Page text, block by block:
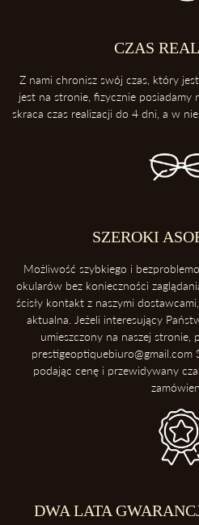
Etui ochroni twoje okulary przed
Dzięki temu ochronisz soczewki
4. Unikaj kontaktu z wysokimi
źródeł ciepła takich, jak deska
5. Ściąganie okularów
CZAS
Z nami chronisz swój czas, który
jest na stronie, fizycznie posiadamy
skraca czas realizacji do 4 dni, a w
SZEROKI
Możliwość szybkiego i
okularów bez konieczności
ścisły kontakt z naszymi
aktualna. Jeżeli interesujący
umieszczony na naszej stronie,
prestigeoptiquebiuro@gmail.com
podając cenę i przewidywany
DWA LATA